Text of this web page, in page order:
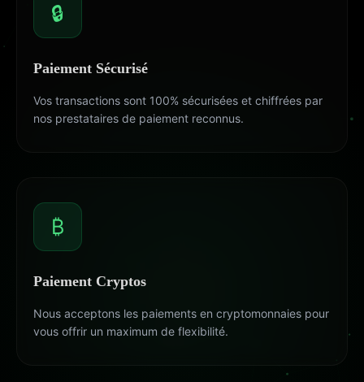
🔒
Paiement Sécurisé
Vos transactions sont 100% sécurisées et chiffrées par
nos prestataires de paiement reconnus.
₿
Paiement Cryptos
Nous acceptons les paiements en cryptomonnaies pour
vous offrir un maximum de flexibilité.